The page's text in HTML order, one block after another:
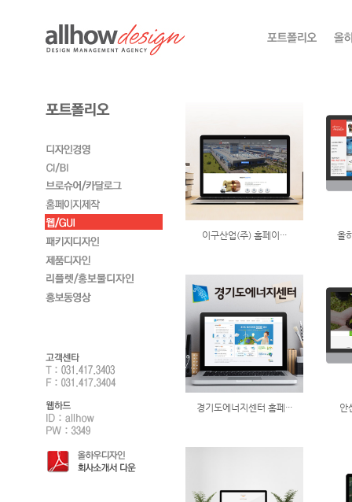
이구산업(주) 홈페이··· 올
경기도에너지센터 홈페··· 안